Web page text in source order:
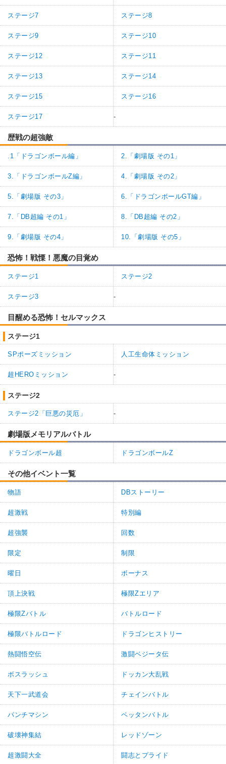
ステージ7 ステージ8
ステージ9 ステージ10
ステージ12 ステージ11
ステージ13 ステージ14
ステージ15 ステージ16
ステージ17 -
歴戦の超強敵
.1「ドラゴンボール編」 2.「劇場版 その1」
3.「ドラゴンボールZ編」 4.「劇場版 その2」
5.「劇場版 その3」 6.「ドラゴンボールGT編」
7.「DB超編 その1」 8.「DB超編 その2」
9.「劇場版 その4」 10.「劇場版 その5」
恐怖！戦慄！悪魔の目覚め
ステージ1 ステージ2
ステージ3 -
目醒める恐怖！セルマックス
ステージ1
SPポーズミッション 人工生命体ミッション
超HEROミッション -
ステージ2
ステージ2「巨悪の災厄」 -
劇場版メモリアルバトル
ドラゴンボール超 ドラゴンボールZ
その他イベント一覧
物語 DBストーリー
超激戦 特別編
超強襲 回数
限定 制限
曜日 ボーナス
頂上決戦 極限Zエリア
極限Zバトル バトルロード
極限バトルロード ドラゴンヒストリー
熱闘悟空伝 激闘ベジータ伝
ボスラッシュ ドッカン大乱戦
天下一武道会 チェインバトル
パンチマシン ペッタンバトル
破壊神集結 レッドゾーン
超激闘大全 闘志とプライド